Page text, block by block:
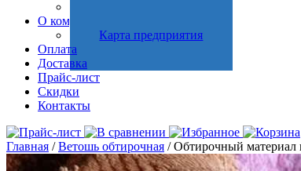
О компании
Карта предприятия
Оплата
Доставка
Прайс-лист
Скидки
Контакты
Главная /Ветошь обтирочная / Обтирочный материал